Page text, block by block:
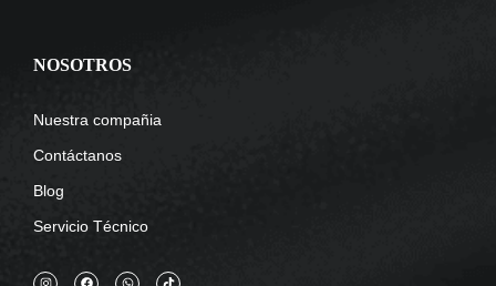
NOSOTROS
Nuestra compañia
Contáctanos
Blog
Servicio Técnico